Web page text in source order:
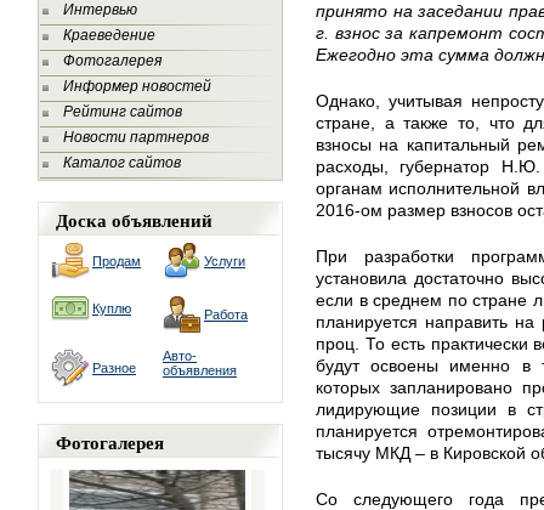
Интервью
Краеведение
Фотогалерея
Информер новостей
Рейтинг сайтов
Новости партнеров
Каталог сайтов
Доска объявлений
Продам Услуги
Куплю Работа
Разное
Авто-
объявления
Фотогалерея
принято на заседании
г. взнос за капремонт
Ежегодно эта сумма
Однако, учитывая
стране, а также то, что
взносы на капитальный
расходы, губернатор
органам исполнительной
2016-ом размер взносов
При разработки
установила достаточно
если в среднем по стране
планируется направить
проц. То есть практически
будут освоены именно в
которых запланировано
лидирующие позиции в
планируется
тысячу МКД – в Кировской
Со следующего года